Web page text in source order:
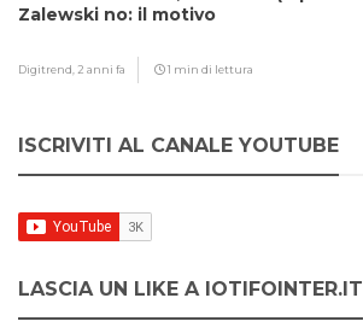
Zalewski no: il motivo
Digitrend, 2 anni fa 1 min di lettura
ISCRIVITI AL CANALE YOUTUBE
LASCIA UN LIKE A IOTIFOINTER.IT